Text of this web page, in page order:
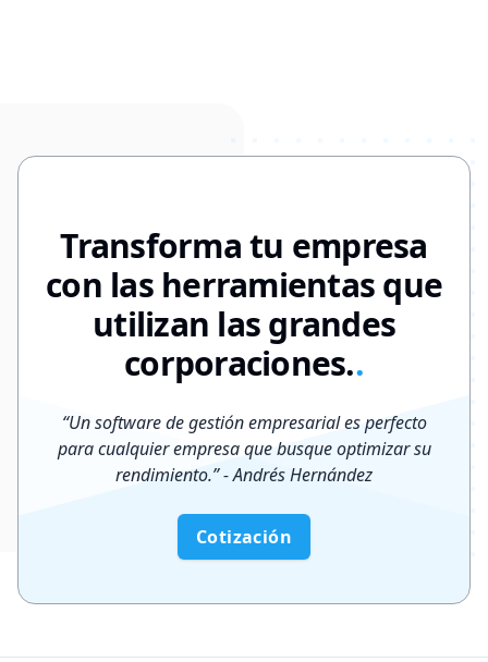
Transforma tu empresa
con las herramientas que
utilizan las grandes
corporaciones..
“Un software de gestión empresarial es perfecto
para cualquier empresa que busque optimizar su
rendimiento.”- Andrés Hernández
Cotización